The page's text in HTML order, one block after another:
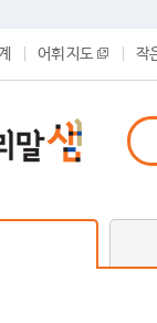
어휘 지도 작